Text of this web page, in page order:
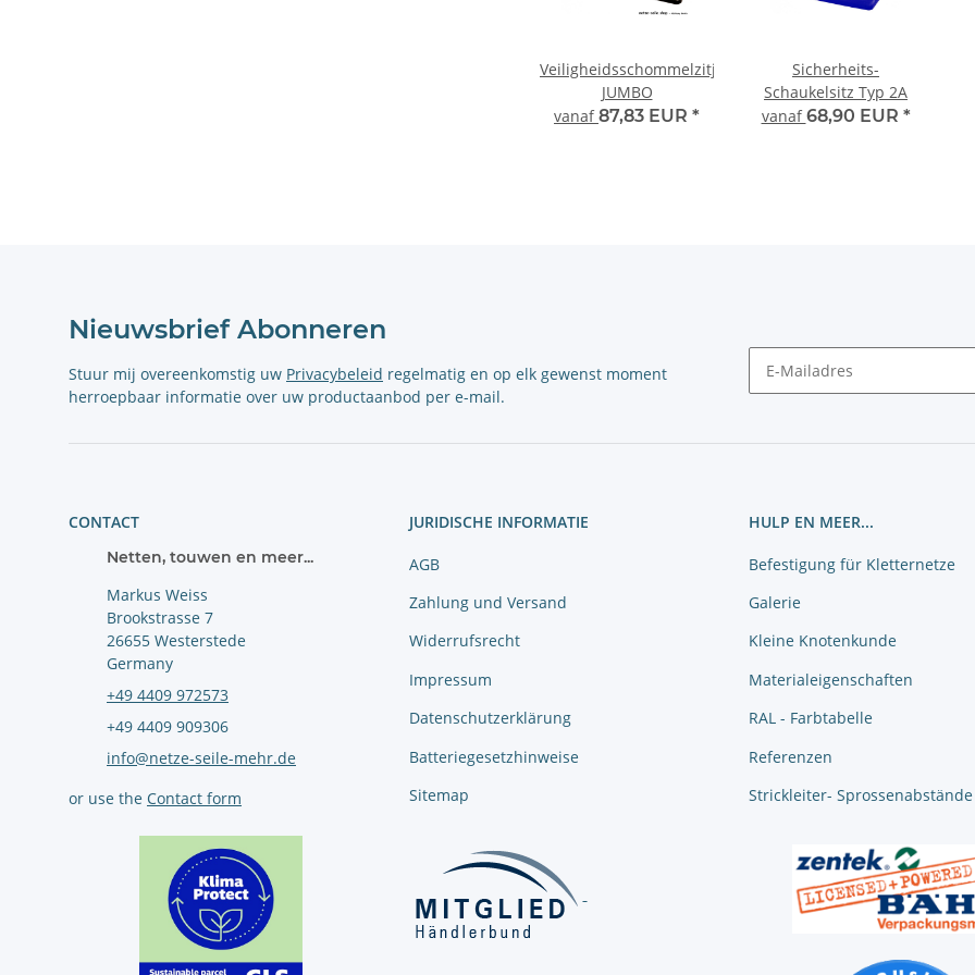
Veiligheidsschommelzitje
JUMBO
vanaf87,83 EUR *
Sicherheits-
Schaukelsitz Typ 2A
vanaf68,90 EUR *
Nieuwsbrief Abonneren
Stuur mij overeenkomstig uw Privacybeleid regelmatig en op elk gewenst moment
herroepbaar informatie over uw productaanbod per e-mail.
CONTACT
Netten, touwen en meer...
Markus Weiss
Brookstrasse 7
26655 Westerstede
Germany
+49 4409 972573
+49 4409 909306
info@netze-seile-mehr.de
or use the Contact form
JURIDISCHE INFORMATIE
AGB
Zahlung und Versand
Widerrufsrecht
Impressum
Datenschutzerklärung
Batteriegesetzhinweise
Sitemap
HULP EN MEER...
Befestigung für Kletternetze
Galerie
Kleine Knotenkunde
Materialeigenschaften
RAL - Farbtabelle
Referenzen
Strickleiter- Sprossenabstände